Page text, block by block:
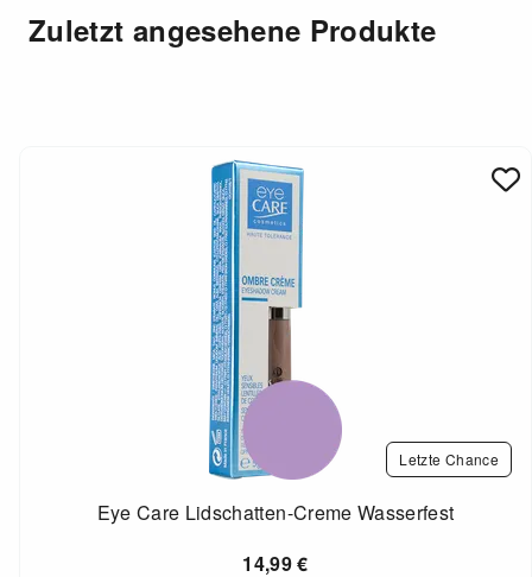
Zuletzt angesehene Produkte
Letzte Chance
Eye Care Lidschatten-Creme Wasserfest
14,99€